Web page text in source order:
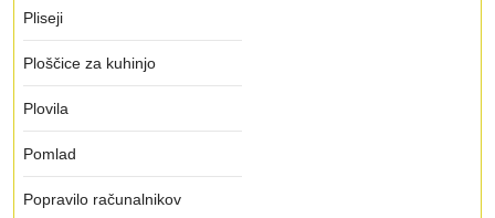
Pliseji
Ploščice za kuhinjo
Plovila
Pomlad
Popravilo računalnikov